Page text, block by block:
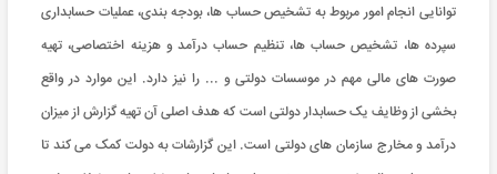
توانایی انجام امور مربوط به تشخیص حساب ها، بودجه بندی، عملیات حسابداری
سپرده ها، تشخیص حساب ها، تنظیم حساب درآمد و هزینه اختصاصی، تهیه
صورت های مالی مهم در موسسات دولتی و ... را نیز دارد. این موارد در واقع
بخشی از وظایف یک حسابدار دولتی است که هدف اصلی آن تهیه گزارش از میزان
درآمد و مخارج سازمان های دولتی است. این گزارشات به دولت کمک می کند تا